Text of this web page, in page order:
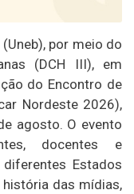
por meio do
(DCH III), em
do Encontro de
Nordeste 2026),
agosto. O evento
docentes e
Estados
das mídias,